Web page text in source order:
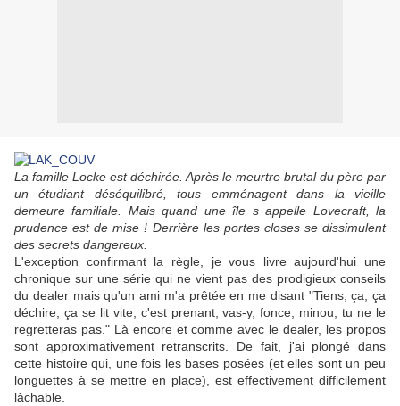
La famille Locke est déchirée. Après le meurtre brutal du père par
un étudiant déséquilibré, tous emménagent dans la vieille
demeure familiale. Mais quand une île s appelle Lovecraft, la
prudence est de mise ! Derrière les portes closes se dissimulent
des secrets dangereux.
L'exception confirmant la règle, je vous livre aujourd'hui une
chronique sur une série qui ne vient pas des prodigieux conseils
du dealer mais qu'un ami m'a prêtée en me disant "Tiens, ça, ça
déchire, ça se lit vite, c'est prenant, vas-y, fonce, minou, tu ne le
regretteras pas." Là encore et comme avec le dealer, les propos
sont approximativement retranscrits. De fait, j'ai plongé dans
cette histoire qui, une fois les bases posées (et elles sont un peu
longuettes à se mettre en place), est effectivement difficilement
lâchable.